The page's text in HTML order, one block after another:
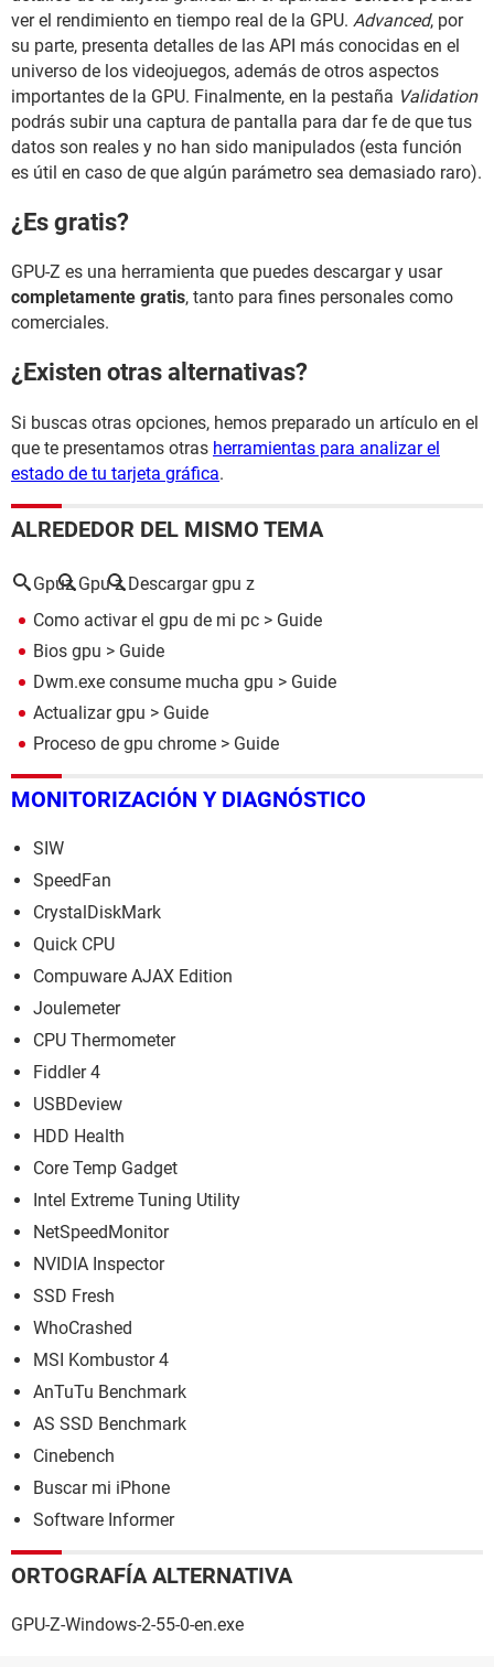
ver el rendimiento en tiempo real de la GPU. Advanced, por
su parte, presenta detalles de las API más conocidas en el
universo de los videojuegos, además de otros aspectos
importantes de la GPU. Finalmente, en la pestaña Validation
podrás subir una captura de pantalla para dar fe de que tus
datos son reales y no han sido manipulados (esta función
es útil en caso de que algún parámetro sea demasiado raro).
¿Es gratis?
GPU-Z es una herramienta que puedes descargar y usar
completamente gratis, tanto para fines personales como
comerciales.
¿Existen otras alternativas?
Si buscas otras opciones, hemos preparado un artículo en el
que te presentamos otras herramientas para analizar el
estado de tu tarjeta gráfica.
ALREDEDOR DEL MISMO TEMA
Gpuz Gpu z Descargar gpu z
Como activar el gpu de mi pc > Guide
Bios gpu > Guide
Dwm.exe consume mucha gpu > Guide
Actualizar gpu > Guide
Proceso de gpu chrome > Guide
MONITORIZACIÓN Y DIAGNÓSTICO
SIW
SpeedFan
CrystalDiskMark
Quick CPU
Compuware AJAX Edition
Joulemeter
CPU Thermometer
Fiddler 4
USBDeview
HDD Health
Core Temp Gadget
Intel Extreme Tuning Utility
NetSpeedMonitor
NVIDIA Inspector
SSD Fresh
WhoCrashed
MSI Kombustor 4
AnTuTu Benchmark
AS SSD Benchmark
Cinebench
Buscar mi iPhone
Software Informer
ORTOGRAFÍA ALTERNATIVA
GPU-Z-Windows-2-55-0-en.exe